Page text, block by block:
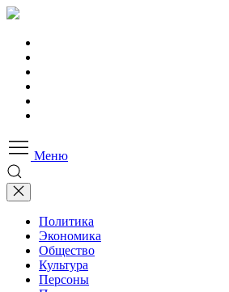
Меню
Политика
Экономика
Общество
Культура
Персоны